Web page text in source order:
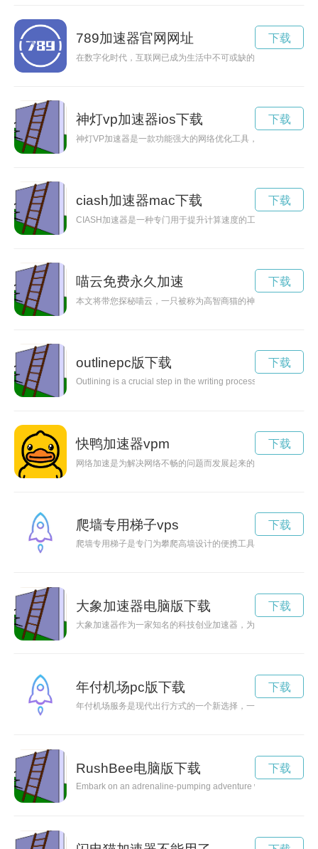
789加速器官网网址
在数字化时代，互联网已成为生活中不可或缺的一部分。然而
下载
神灯vp加速器ios下载
神灯VP加速器是一款功能强大的网络优化工具，为用户提供快
下载
ciash加速器mac下载
CIASH加速器是一种专门用于提升计算速度的工具，可以有效
下载
喵云免费永久加速
本文将带您探秘喵云，一只被称为高智商猫的神秘之物。从它
下载
outlinepc版下载
Outlining is a crucial step in the writing process that helps to
下载
快鸭加速器vpm
网络加速是为解决网络不畅的问题而发展起来的应用软件，快
下载
爬墙专用梯子vps
爬墙专用梯子是专门为攀爬高墙设计的便携工具，具有稳固的
下载
大象加速器电脑版下载
大象加速器作为一家知名的科技创业加速器，为创业者提供资
下载
年付机场pc版下载
年付机场服务是现代出行方式的一个新选择，一次性支付一年
下载
RushBee电脑版下载
Embark on an adrenaline-pumping adventure with RushBee,
下载